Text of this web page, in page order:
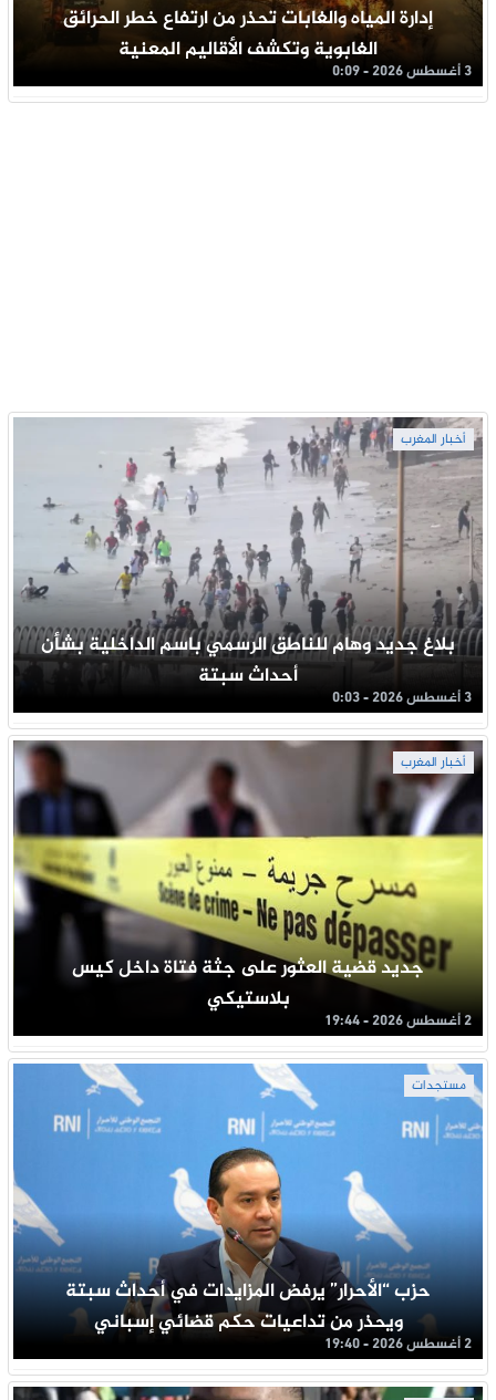
إدارة المياه والغابات تحذر من ارتفاع خطر الحرائق
الغابوية وتكشف الأقاليم المعنية
3 أغسطس 2026 - 0:09
أخبار المغرب
بلاغ جديد وهام للناطق الرسمي باسم الداخلية بشأن
أحداث سبتة
3 أغسطس 2026 - 0:03
أخبار المغرب
جديد قضية العثور على جثة فتاة داخل كيس
بلاستيكي
2 أغسطس 2026 - 19:44
مستجدات
حزب “الأحرار” يرفض المزايدات في أحداث سبتة
ويحذر من تداعيات حكم قضائي إسباني
2 أغسطس 2026 - 19:40